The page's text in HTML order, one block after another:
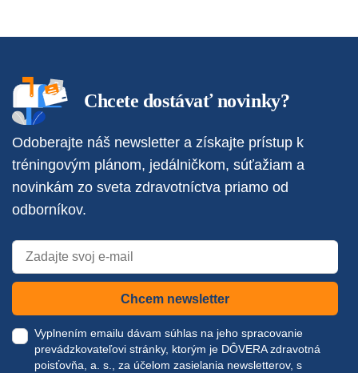
Chcete dostávať novinky?
Odoberajte náš newsletter a získajte prístup k
tréningovým plánom, jedálničkom, súťažiam a
novinkám zo sveta zdravotníctva priamo od
odborníkov.
Chcem newsletter
Vyplnením emailu dávam súhlas na jeho spracovanie
prevádzkovateľovi stránky, ktorým je DÔVERA zdravotná
poisťovňa, a. s., za účelom zasielania newsletterov, s